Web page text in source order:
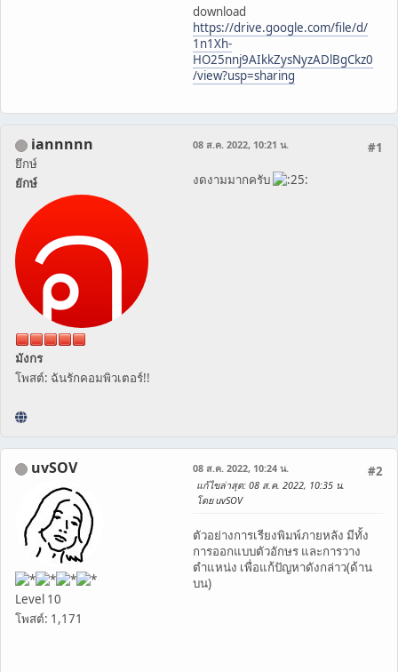
download
https://drive.google.com/file/d/
1n1Xh-
HO25nnj9AIkkZysNyzADlBgCkz0
/view?usp=sharing
iannnnn
ยึกษ์
ยักษ์
มังกร
โพสต์: ฉันรักคอมพิวเตอร์!!
#1
08 ส.ค. 2022, 10:21 น.
งดงามมากครับ
uvSOV
Level 10
โพสต์: 1,171
#2
08 ส.ค. 2022, 10:24 น.
แก้ไขล่าสุด: 08 ส.ค. 2022, 10:35 น.
โดย uvSOV
ตัวอย่างการเรียงพิมพ์ภายหลัง มีทั้ง
การออกแบบตัวอักษร และการวาง
ตำแหน่ง เพื่อแก้ปัญหาดังกล่าว(ด้าน
บน)